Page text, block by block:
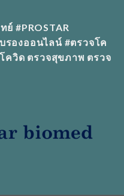
#PROSTAR
รองออนไลน์ #ตรวจโค
ควิด ตรวจสุขภาพ ตรวจ